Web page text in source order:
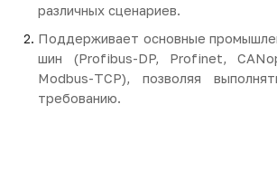
различных сценариев.
Поддерживает основные
шин (Profibus-DP, Profinet,
Modbus-TCP), позволяя
требованию.